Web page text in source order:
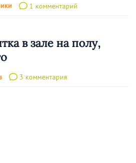
1 комментарий
в зале на полу,
3 комментария